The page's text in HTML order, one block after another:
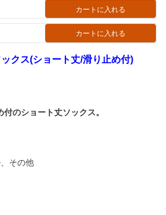
カートに入れる
カートに入れる
クス(ショート丈/滑り止め付)
のショート丈ソックス。
その他